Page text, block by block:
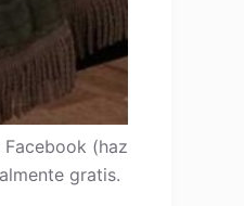
(haz
gratis.